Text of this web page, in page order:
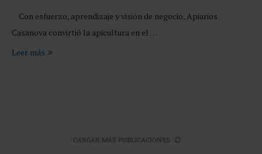
Con esfuerzo, aprendizaje y visión de negocio, Apiarios
Casanova convirtió la apicultura en el …
Leer más
CARGAR MÁS PUBLICACIONES